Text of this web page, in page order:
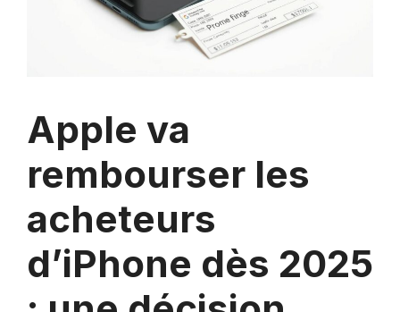
Apple va
rembourser les
acheteurs
d’iPhone dès 2025